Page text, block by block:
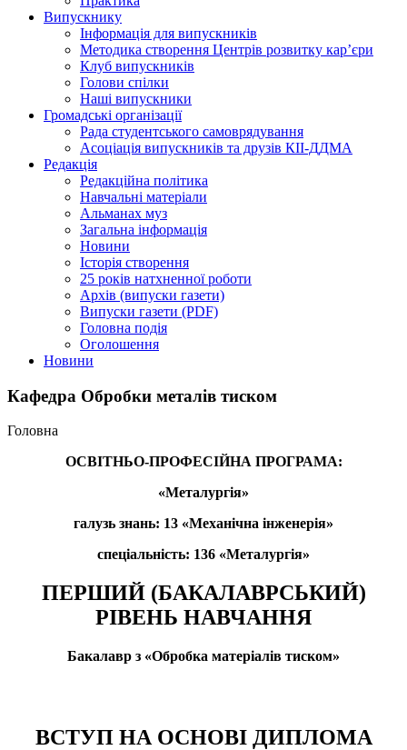
Випускнику
Інформація для випускників
Методика створення Центрів розвитку кар’єри
Клуб випускників
Голови спілки
Наші випускники
Громадські організації
Рада студентського самоврядування
Асоціація випускників та друзів КІІ-ДДМА
Редакція
Редакційна політика
Навчальні матеріали
Альманах муз
Загальна інформація
Новини
Історія створення
25 років натхненної роботи
Архів (випуски газети)
Випуски газети (PDF)
Головна подія
Оголошення
Новини
Кафедра Обробки металів тиском
Головна
ОСВІТНЬО-ПРОФЕСІЙНА ПРОГРАМА:
«Металургія»
галузь знань: 13 «Механічна інженерія»
спеціальність: 136 «Металургія»
ПЕРШИЙ (БАКАЛАВРСЬКИЙ)
РІВЕНЬ НАВЧАННЯ
Бакалавр з «Обробка матеріалів тиском»
ВСТУП НА ОСНОВІ ДИПЛОМА